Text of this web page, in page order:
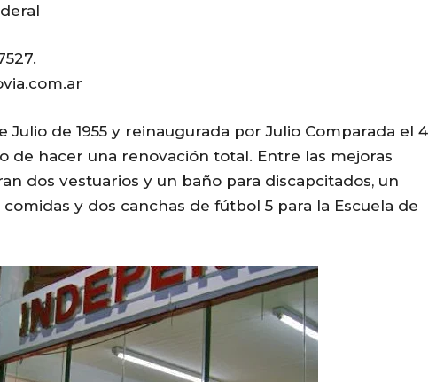
Julio de 1955 y reinaugurada por Julio Comparada el 4
de hacer una renovación total. Entre las mejoras
dos vestuarios y un baño para discapcitados, un
y dos canchas de fútbol 5 para la Escuela de